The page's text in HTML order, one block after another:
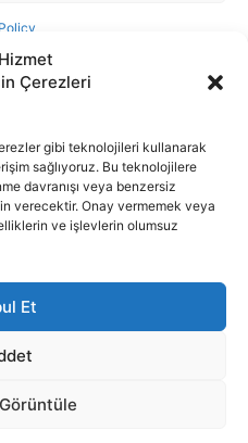
Çerezleri
gibi teknolojileri kullanarak
sağlıyoruz. Bu teknolojilere
davranışı veya benzersiz
verecektir. Onay vermemek veya
ve işlevlerin olumsuz
Et
haber metini, resim ve benzeri
A.Ş.'ye aittir. Hiçbir şekilde
kaynak gösterilse bile izin